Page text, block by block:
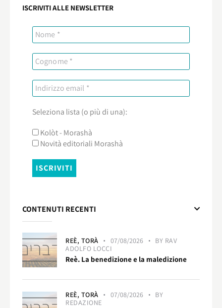
ISCRIVITI ALLE NEWSLETTER
Seleziona lista (o più di una):
Kolòt - Morashà
Novità editoriali Morashà
CONTENUTI RECENTI
REÈ, TORÀ 07/08/2026 BY RAV
ADOLFO LOCCI
Reè. La benedizione e la maledizione
REÈ, TORÀ 07/08/2026
BY
REDAZIONE